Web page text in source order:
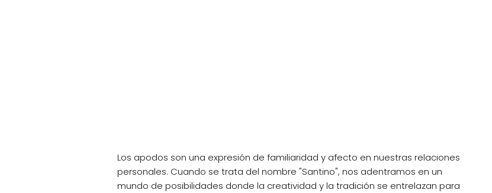
Los apodos son una expresión de familiaridad y afecto en nuestras relaciones
personales. Cuando se trata del nombre "Santino", nos adentramos en un
mundo de posibilidades donde la creatividad y la tradición se entrelazan para